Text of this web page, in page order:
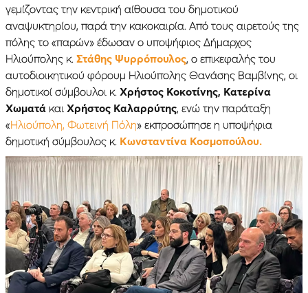
γεμίζοντας την κεντρική αίθουσα του δημοτικού
αναψυκτηρίου, παρά την κακοκαιρία. Από τους αιρετούς της
πόλης το «παρών» έδωσαν ο υποψήφιος Δήμαρχος
Ηλιούπολης κ. Στάθης Ψυρρόπουλος, ο επικεφαλής του
αυτοδιοικητικού φόρουμ Ηλιούπολης Θανάσης Βαμβίνης, οι
δημοτικοί σύμβουλοι κ. Χρήστος Κοκοτίνης, Κατερίνα
Χωματά και Χρήστος Καλαρρύτης, ενώ την παράταξη
«Ηλιούπολη, Φωτεινή Πόλη» εκπροσώπησε η υποψήφια
δημοτική σύμβουλος κ. Κωνσταντίνα Κοσμοπούλου.